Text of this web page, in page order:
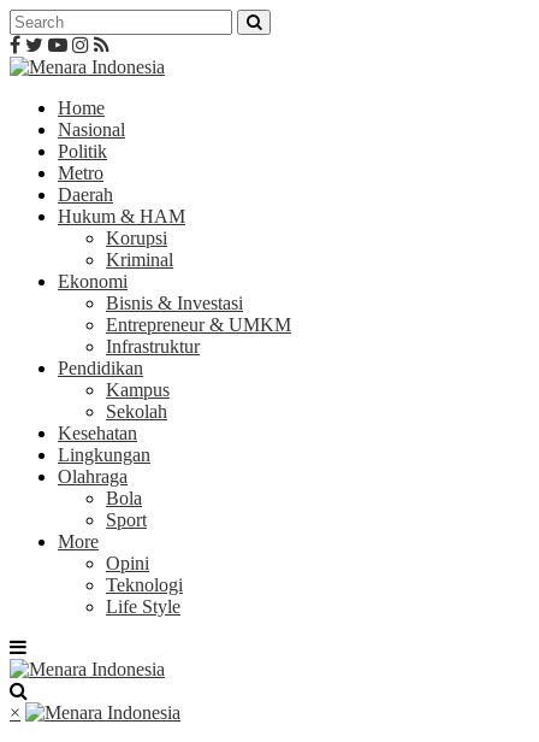
Home
Nasional
Politik
Metro
Daerah
Hukum & HAM
Korupsi
Kriminal
Ekonomi
Bisnis & Investasi
Entrepreneur & UMKM
Infrastruktur
Pendidikan
Kampus
Sekolah
Kesehatan
Lingkungan
Olahraga
Bola
Sport
More
Opini
Teknologi
Life Style
×